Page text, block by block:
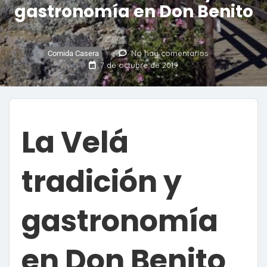
gastronomía en Don Benito
Comida Casera
No hay comentarios
7 de octubre de 2019
La Velá
tradición y
gastronomía